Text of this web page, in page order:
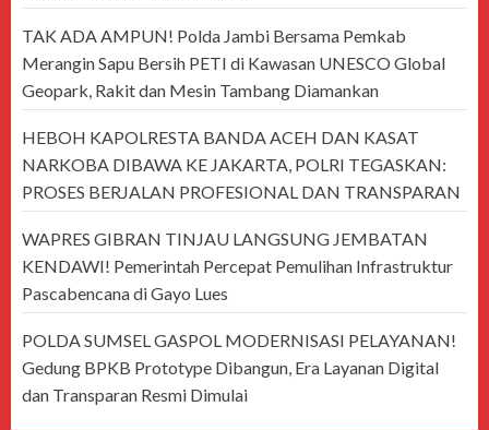
TAK ADA AMPUN! Polda Jambi Bersama Pemkab
Merangin Sapu Bersih PETI di Kawasan UNESCO Global
Geopark, Rakit dan Mesin Tambang Diamankan
HEBOH KAPOLRESTA BANDA ACEH DAN KASAT
NARKOBA DIBAWA KE JAKARTA, POLRI TEGASKAN:
PROSES BERJALAN PROFESIONAL DAN TRANSPARAN
WAPRES GIBRAN TINJAU LANGSUNG JEMBATAN
KENDAWI! Pemerintah Percepat Pemulihan Infrastruktur
Pascabencana di Gayo Lues
POLDA SUMSEL GASPOL MODERNISASI PELAYANAN!
Gedung BPKB Prototype Dibangun, Era Layanan Digital
dan Transparan Resmi Dimulai